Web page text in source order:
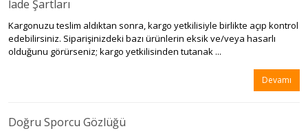
İade Şartları
Kargonuzu teslim aldıktan sonra, kargo yetkilisiyle birlikte açıp kontrol
edebilirsiniz. Siparişinizdeki bazı ürünlerin eksik ve/veya hasarlı
olduğunu görürseniz; kargo yetkilisinden tutanak ...
Devamı
Doğru Sporcu Gözlüğü